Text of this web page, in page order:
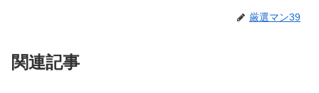
厳選マン39
関連記事